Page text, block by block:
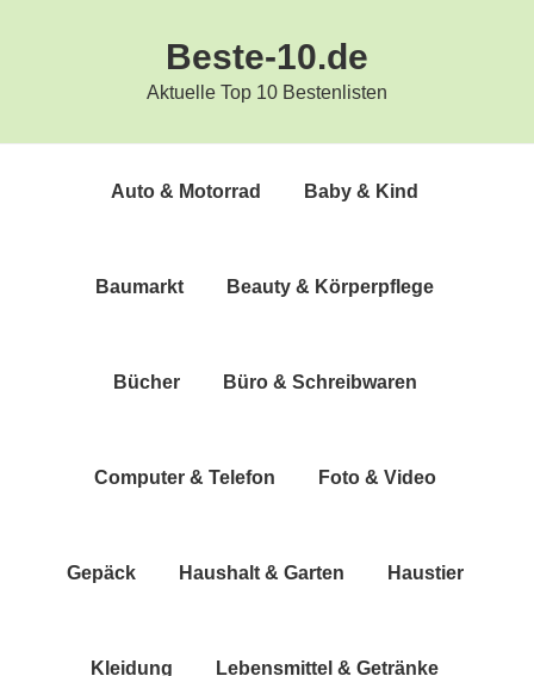
Beste-10.de
Aktuelle Top 10 Bestenlisten
Auto & Motorrad Baby & Kind
Bau­markt Beau­ty & Körperpflege
Bücher Büro & Schreibwaren
Com­pu­ter & Telefon Foto & Video
Gepäck Haus­halt & Garten Haus­tier
Klei­dung Lebens­mit­tel & Getränke